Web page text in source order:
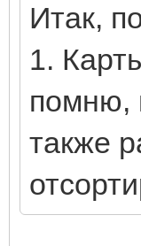
Итак,
1.
помню,
также